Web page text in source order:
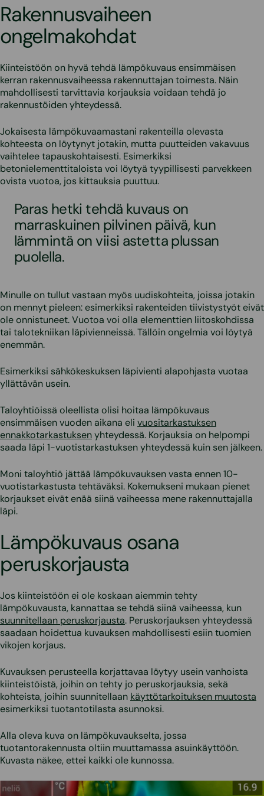
Rakennusvaiheen
ongelmakohdat
Kiinteistöön on hyvä tehdä lämpökuvaus ensimmäisen
kerran rakennusvaiheessa rakennuttajan toimesta. Näin
mahdollisesti tarvittavia korjauksia voidaan tehdä jo
rakennustöiden yhteydessä.
Jokaisesta lämpökuvaamastani rakenteilla olevasta
kohteesta on löytynyt jotakin, mutta puutteiden vakavuus
vaihtelee tapauskohtaisesti. Esimerkiksi
betonielementtitaloista voi löytyä tyypillisesti parvekkeen
ovista vuotoa, jos kittauksia puuttuu.
Paras hetki tehdä kuvaus on
marraskuinen pilvinen päivä, kun
lämmintä on viisi astetta plussan
puolella.
Minulle on tullut vastaan myös uudiskohteita, joissa jotakin
on mennyt pieleen: esimerkiksi rakenteiden tiivistystyöt eivät
ole onnistuneet. Vuotoa voi olla elementtien liitoskohdissa
tai talotekniikan läpivienneissä. Tällöin ongelmia voi löytyä
enemmän.
Esimerkiksi sähkökeskuksen läpivienti alapohjasta vuotaa
yllättävän usein.
Taloyhtiöissä oleellista olisi hoitaa lämpökuvaus
ensimmäisen vuoden aikana eli vuositarkastuksen
ennakkotarkastuksenyhteydessä. Korjauksia on helpompi
saada läpi 1-vuotistarkastuksen yhteydessä kuin sen jälkeen.
Moni taloyhtiö jättää lämpökuvauksen vasta ennen 10-
vuotistarkastusta tehtäväksi. Kokemukseni mukaan pienet
korjaukset eivät enää siinä vaiheessa mene rakennuttajalla
läpi.
Lämpökuvaus osana
peruskorjausta
Jos kiinteistöön ei ole koskaan aiemmin tehty
lämpökuvausta, kannattaa se tehdä siinä vaiheessa, kun
suunnitellaan peruskorjausta. Peruskorjauksen yhteydessä
saadaan hoidettua kuvauksen mahdollisesti esiin tuomien
vikojen korjaus.
Kuvauksen perusteella korjattavaa löytyy usein vanhoista
kiinteistöistä, joihin on tehty jo peruskorjauksia, sekä
kohteista, joihin suunnitellaan käyttötarkoituksen muutosta
esimerkiksi tuotantotilasta asunnoksi.
Alla oleva kuva on lämpökuvaukselta, jossa
tuotantorakennusta oltiin muuttamassa asuinkäyttöön.
Kuvasta näkee, ettei kaikki ole kunnossa.